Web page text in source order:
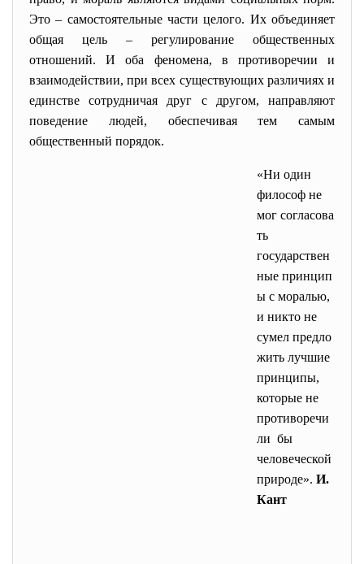
Это – самостоятельные части целого. Их объединяет
общая цель – регулирование общественных
отношений. И оба феномена, в противоречии и
взаимодействии, при всех существующих различиях и
единстве сотрудничая друг с другом, направляют
поведение людей, обеспечивая тем самым
общественный порядок.
«Ни один
философ не
мог согласова
ть
государствен
ные принцип
ы с моралью,
и никто не
сумел предло
жить лучшие
принципы,
которые не
противоречи
ли бы
человеческой
природе». И.
Кант